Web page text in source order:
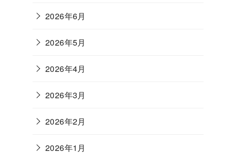
2026年6月
2026年5月
2026年4月
2026年3月
2026年2月
2026年1月